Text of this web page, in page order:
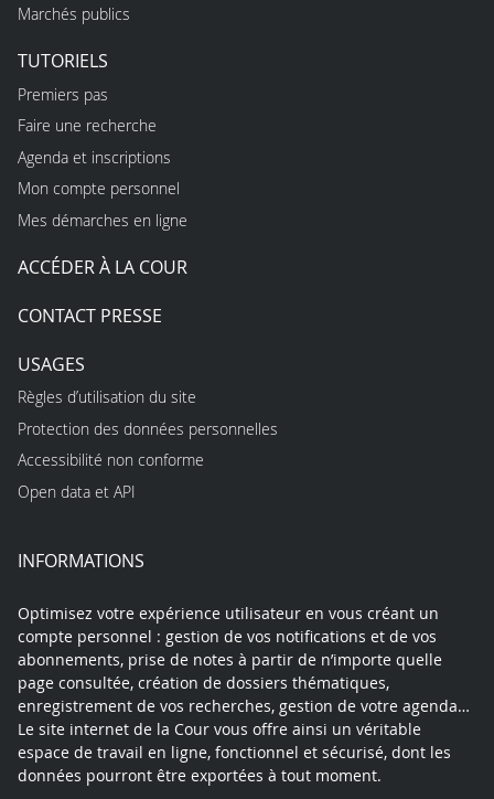
Marchés publics
TUTORIELS
Premiers pas
Faire une recherche
Agenda et inscriptions
Mon compte personnel
Mes démarches en ligne
ACCÉDER À LA COUR
CONTACT PRESSE
USAGES
Règles d’utilisation du site
Protection des données personnelles
Accessibilité non conforme
Open data et API
INFORMATIONS
Optimisez votre expérience utilisateur en vous créant un
compte personnel : gestion de vos notifications et de vos
abonnements, prise de notes à partir de n’importe quelle
page consultée, création de dossiers thématiques,
enregistrement de vos recherches, gestion de votre agenda…
Le site internet de la Cour vous offre ainsi un véritable
espace de travail en ligne, fonctionnel et sécurisé, dont les
données pourront être exportées à tout moment.